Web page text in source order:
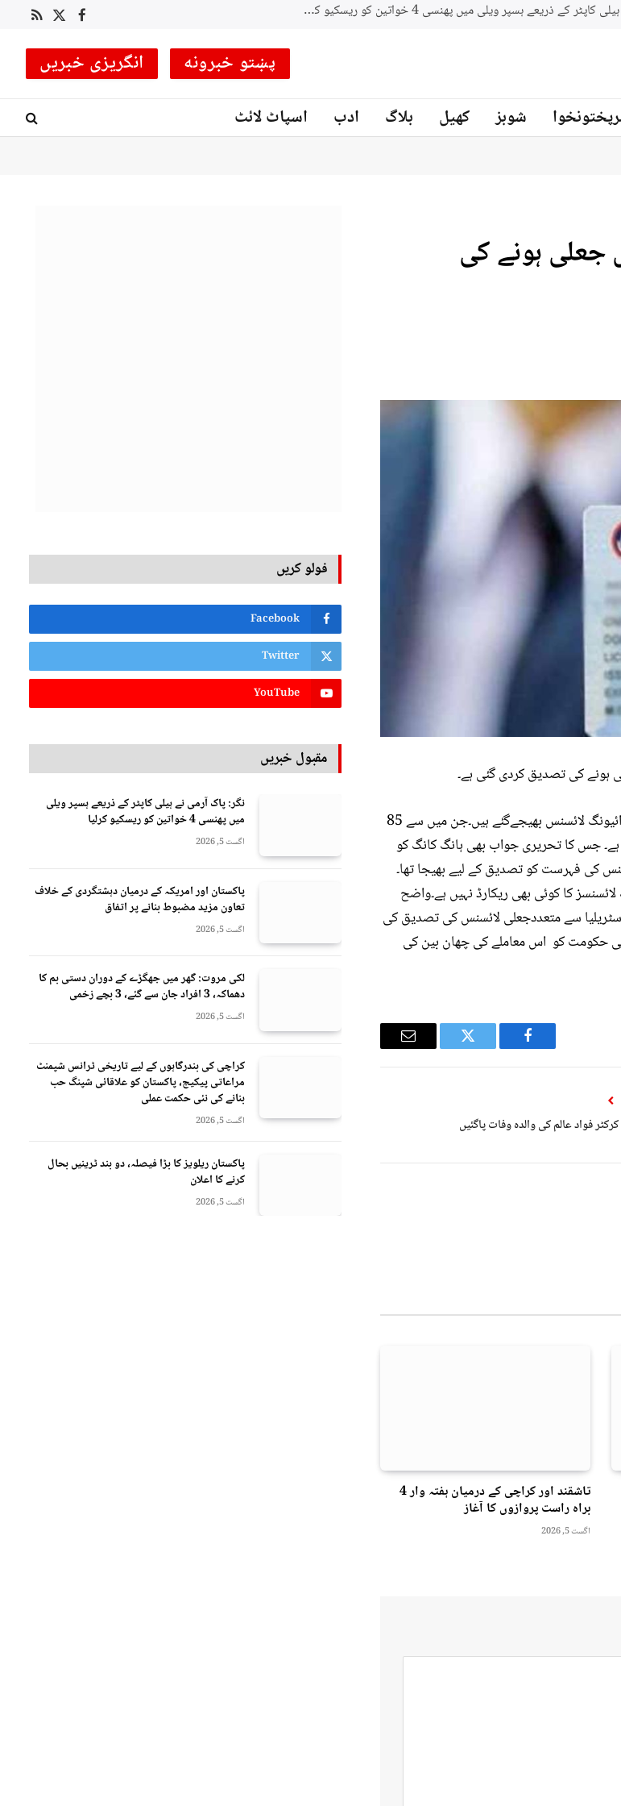
کے درمیان دہشتگردی کے خلاف تعاون مزید مضبوط بنانے پر اتفاق Facebook
X
RSS
پښتو خبرونه انگریزی خبریں
شوبز کھیل بلاگ ادب اسپاٹ لائٹ
جعلی ہونے کی
محکمہ ٹرانسپورٹ کے پی کی دستاویزات کے مطابق ہانگ کانگ سے 90 ڈرائیونگ لائسنس بھیجےگئے ہیں۔جن میں سے 85
قرار دیا گیا ہے۔ جس کا تحریری جواب بھی ہانگ کانگ کو
ات کے مطابق ہانگ کانگ نے 90 ڈرائیونگ لائسنس کی فہرست کو تصدیق کے لیے بھیجا تھا۔
ہوا تو پتا جلا کہ 90 میں سے 85 ڈرائیونگ لائسنسز کا کوئی بھی ریکارڈ نہیں ہے۔واضح
اور جبکہ اس کے ساتھ ہی آسٹریلیا سے متعددجعلی لائسنس کی تصدیق کی
حکومت کو اس معاملے کی چھان بین کی
Facebook
Twitter
Email
فواد عالم کی والدہ وفات پاگئیں
تاشقند اور کراچی کے درمیان ہفتہ وار 4
براہ راست پروازوں کا آغاز
اگست 5, 2026
فولو کریں
Facebook
Twitter
YouTube
مقبول خبریں
نگر: پاک آرمی نے ہیلی کاپٹر کے ذریعے ہسپر ویلی
میں پھنسی 4 خواتین کو ریسکیو کرلیا
اگست 5, 2026
پاکستان اور امریکہ کے درمیان دہشتگردی کے خلاف
تعاون مزید مضبوط بنانے پر اتفاق
اگست 5, 2026
لکی مروت: گھر میں جھگڑے کے دوران دستی بم کا
دھماکہ، 3 افراد جان سے گئے، 3 بچے زخمی
اگست 5, 2026
کراچی کی بندرگاہوں کے لیے تاریخی ٹرانس شپمنٹ
مراعاتی پیکیج، پاکستان کو علاقائی شپنگ حب
بنانے کی نئی حکمت عملی
اگست 5, 2026
پاکستان ریلویز کا بڑا فیصلہ، دو بند ٹرینیں بحال
کرنے کا اعلان
اگست 5, 2026